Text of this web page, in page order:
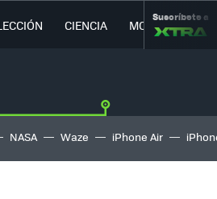
CIENCIA MOVILIDAD
Suscríbete a
NASA Waze iPhone Air